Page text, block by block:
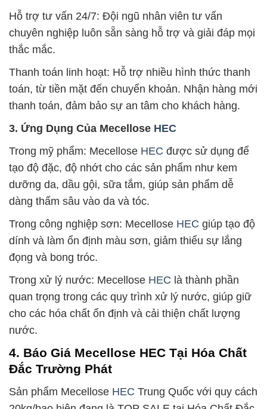
Hỗ trợ tư vấn 24/7: Đội ngũ nhân viên tư vấn
chuyên nghiệp luôn sẵn sàng hỗ trợ và giải đáp mọi
thắc mắc.
Thanh toán linh hoạt: Hỗ trợ nhiều hình thức thanh
toán, từ tiền mặt đến chuyển khoản. Nhận hàng mới
thanh toán, đảm bảo sự an tâm cho khách hàng.
3. Ứng Dụng Của Mecellose HEC
Trong mỹ phẩm: Mecellose HEC được sử dụng để
tạo độ đặc, độ nhớt cho các sản phẩm như kem
dưỡng da, dầu gội, sữa tắm, giúp sản phẩm dễ
dàng thấm sâu vào da và tóc.
Trong công nghiệp sơn: Mecellose HEC giúp tạo độ
dính và làm ổn định màu sơn, giảm thiểu sự lắng
đọng và bong tróc.
Trong xử lý nước: Mecellose HEC là thành phần
quan trọng trong các quy trình xử lý nước, giúp giữ
cho các hóa chất ổn định và cải thiện chất lượng
nước.
4. Báo Giá Mecellose HEC Tại Hóa Chất
Đắc Trường Phát
Sản phẩm Mecellose HEC Trung Quốc với quy cách